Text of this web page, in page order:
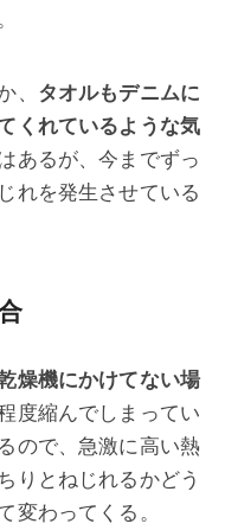
、 タオルもデニムに
くれているような気
あるが、今までずっ
れを発生させている
燥機にかけてない場
度縮んでしまってい
ので、急激に高い熱
りとねじれるかどう
変わってくる。